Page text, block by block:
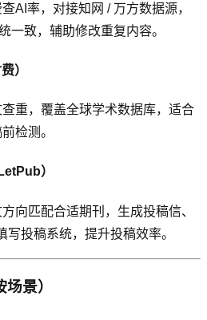
AI率，对接知网 / 万方数据源，
一致，辅助修改重复内容。
）
重，覆盖全球学术数据库，适合
检测。
）
向匹配合适期刊，生成投稿信、
写投稿系统，提升投稿效率。
景）